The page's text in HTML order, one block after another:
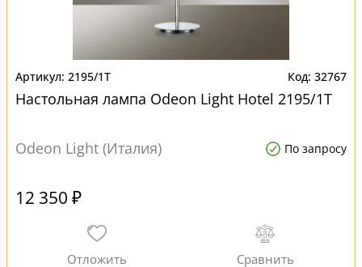
2195/1T 32767
Настольная лампа Odeon Light Hotel 2195/1T
Odeon Light (Италия) По запросу
12 350 ₽